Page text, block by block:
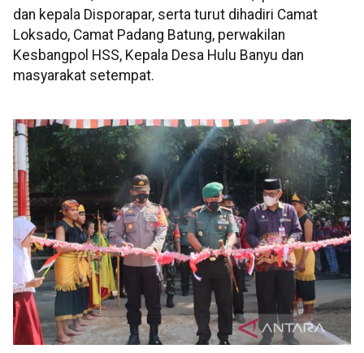
dan kepala Disporapar, serta turut dihadiri Camat
Loksado, Camat Padang Batung, perwakilan
Kesbangpol HSS, Kepala Desa Hulu Banyu dan
masyarakat setempat.